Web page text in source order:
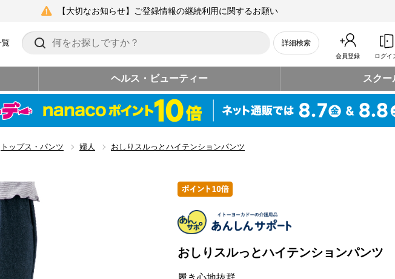
【大切なお知らせ】ご登録情報の継続利用に関するお願い
詳細検索
会員登録 ログイ
ヘルス・ビューティー スクー
トップス・パンツ 婦人 おしりスルっとハイテンションパンツ
おしりスルっとハイテンションパンツ